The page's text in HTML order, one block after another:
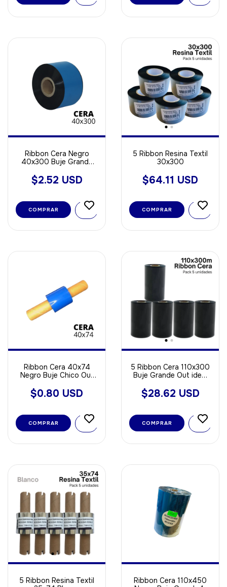
Ribbon Cera Negro
40x300 Buje Grande
$2.52 USD
5 Ribbon Resina Textil
30x300
$64.11 USD
Ribbon Cera 40x74
Negro Buje Chico Out
$0.80 USD
5 Ribbon Cera 110x300
Buje Grande Out ideal
$28.62 USD
5 Ribbon Resina Textil
Ribbon Cera 110x450